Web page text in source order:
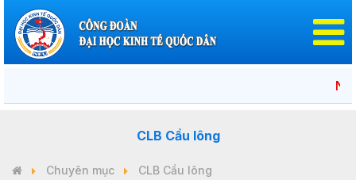
Nhiệt liệt
CLB Cầu lông
Chuyên mục CLB Cầu lông